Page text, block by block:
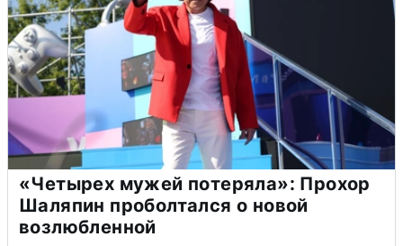
«Четырех мужей потеряла»: Прохор
Шаляпин проболтался о новой
возлюбленной